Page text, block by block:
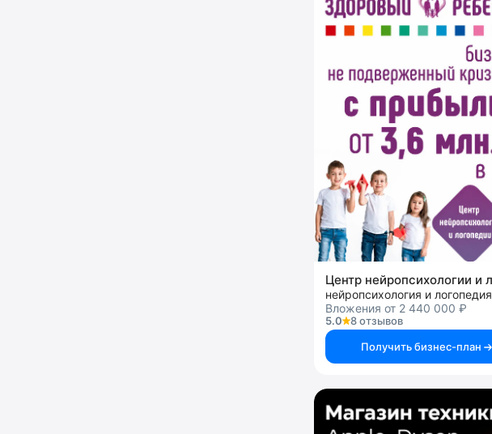
нейропсихология и логопедия
Вложения от 2 440 000 ₽
5.0
8 отзывов
Получить бизнес-план